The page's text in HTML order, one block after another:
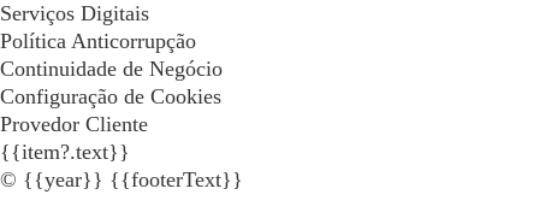
Serviços Digitais
Política Anticorrupção
Continuidade de Negócio
Configuração de Cookies
Provedor Cliente
{{item?.text}}
© {{year}} {{footerText}}